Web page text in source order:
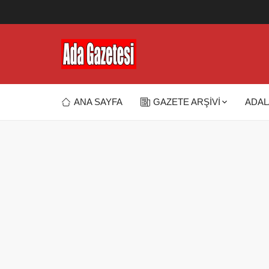
ANA SAYFA GAZETE ARŞİVİ